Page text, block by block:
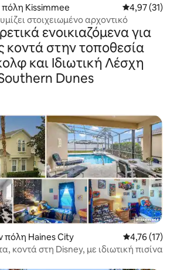
Kissimmee Μέση
4,97 (31)
στοιχειωμένο αρχοντικό
ενοικιαζόμενα για
κοντά στην τοποθεσία
και Ιδιωτική Λέσχη
Dunes
πόλη Haines City Μέση
4,76 (17)
κοντά στη Disney, με ιδιωτική πισίνα